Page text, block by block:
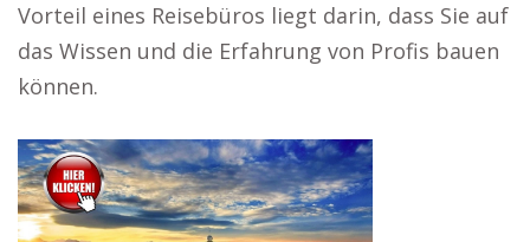
Vorteil eines Reisebüros liegt darin, dass Sie auf
das Wissen und die Erfahrung von Profis bauen
können.